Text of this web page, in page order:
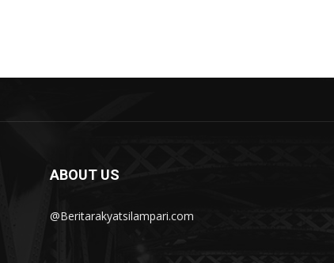
ABOUT US
@Beritarakyatsilampari.com